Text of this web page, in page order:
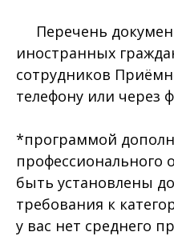
Перечень
иностранных
сотрудников
телефону или через
*программой
профессионального
быть установлены
требования к
у вас нет среднего